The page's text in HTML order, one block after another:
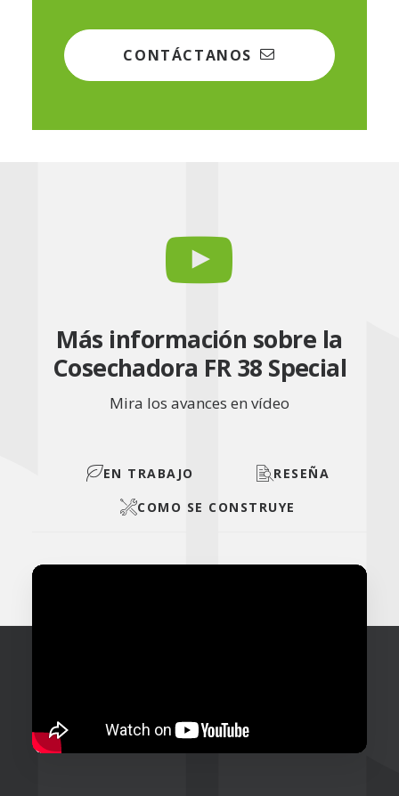
CONTÁCTANOS
Más información sobre la
Cosechadora FR 38 Special
Mira los avances en vídeo
EN TRABAJO
RESEÑA
COMO SE CONSTRUYE